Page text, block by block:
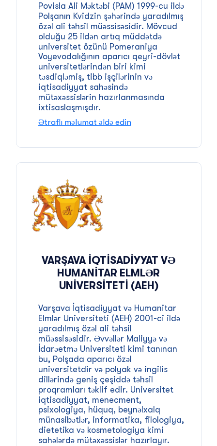
Povisla Ali Məktəbi (PAM) 1999-cu ildə
Polşanın Kvidzin şəhərində yaradılmış
özəl ali təhsil müəssisəsidir. Mövcud
olduğu 25 ildən artıq müddətdə
universitet özünü Pomeraniya
Voyevodalığının aparıcı qeyri-dövlət
universitetlərindən biri kimi
təsdiqləmiş, tibb işçilərinin və
iqtisadiyyat sahəsində
mütəxəssislərin hazırlanmasında
ixtisaslaşmışdır.
Ətraflı məlumat əldə edin
VARŞAVA İQTISADIYYAT VƏ
HUMANITAR ELMLƏR
UNIVERSITETI (AEH)
Varşava İqtisadiyyat və Humanitar
Elmlər Universiteti (AEH) 2001-ci ildə
yaradılmış özəl ali təhsil
müəssisəsidir. Əvvəllər Maliyyə və
İdarəetmə Universiteti kimi tanınan
bu, Polşada aparıcı özəl
universitetdir və polyak və ingilis
dillərində geniş çeşiddə təhsil
proqramları təklif edir. Universitet
iqtisadiyyat, menecment,
psixologiya, hüquq, beynəlxalq
münasibətlər, informatika, filologiya,
dietetika və kosmetologiya kimi
sahələrdə mütəxəssislər hazırlayır.